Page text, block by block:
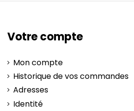
Votre compte
Mon compte
Historique de vos commandes
Adresses
Identité